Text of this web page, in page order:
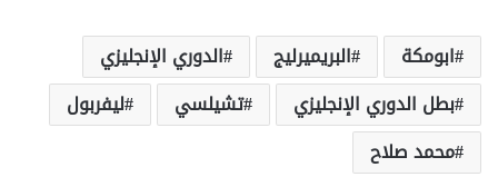
ابومكة البريميرليج
الدوري الإنجليزي
بطل الدوري الإنجليزي
تشيلسي
ليفربول
محمد صلاح